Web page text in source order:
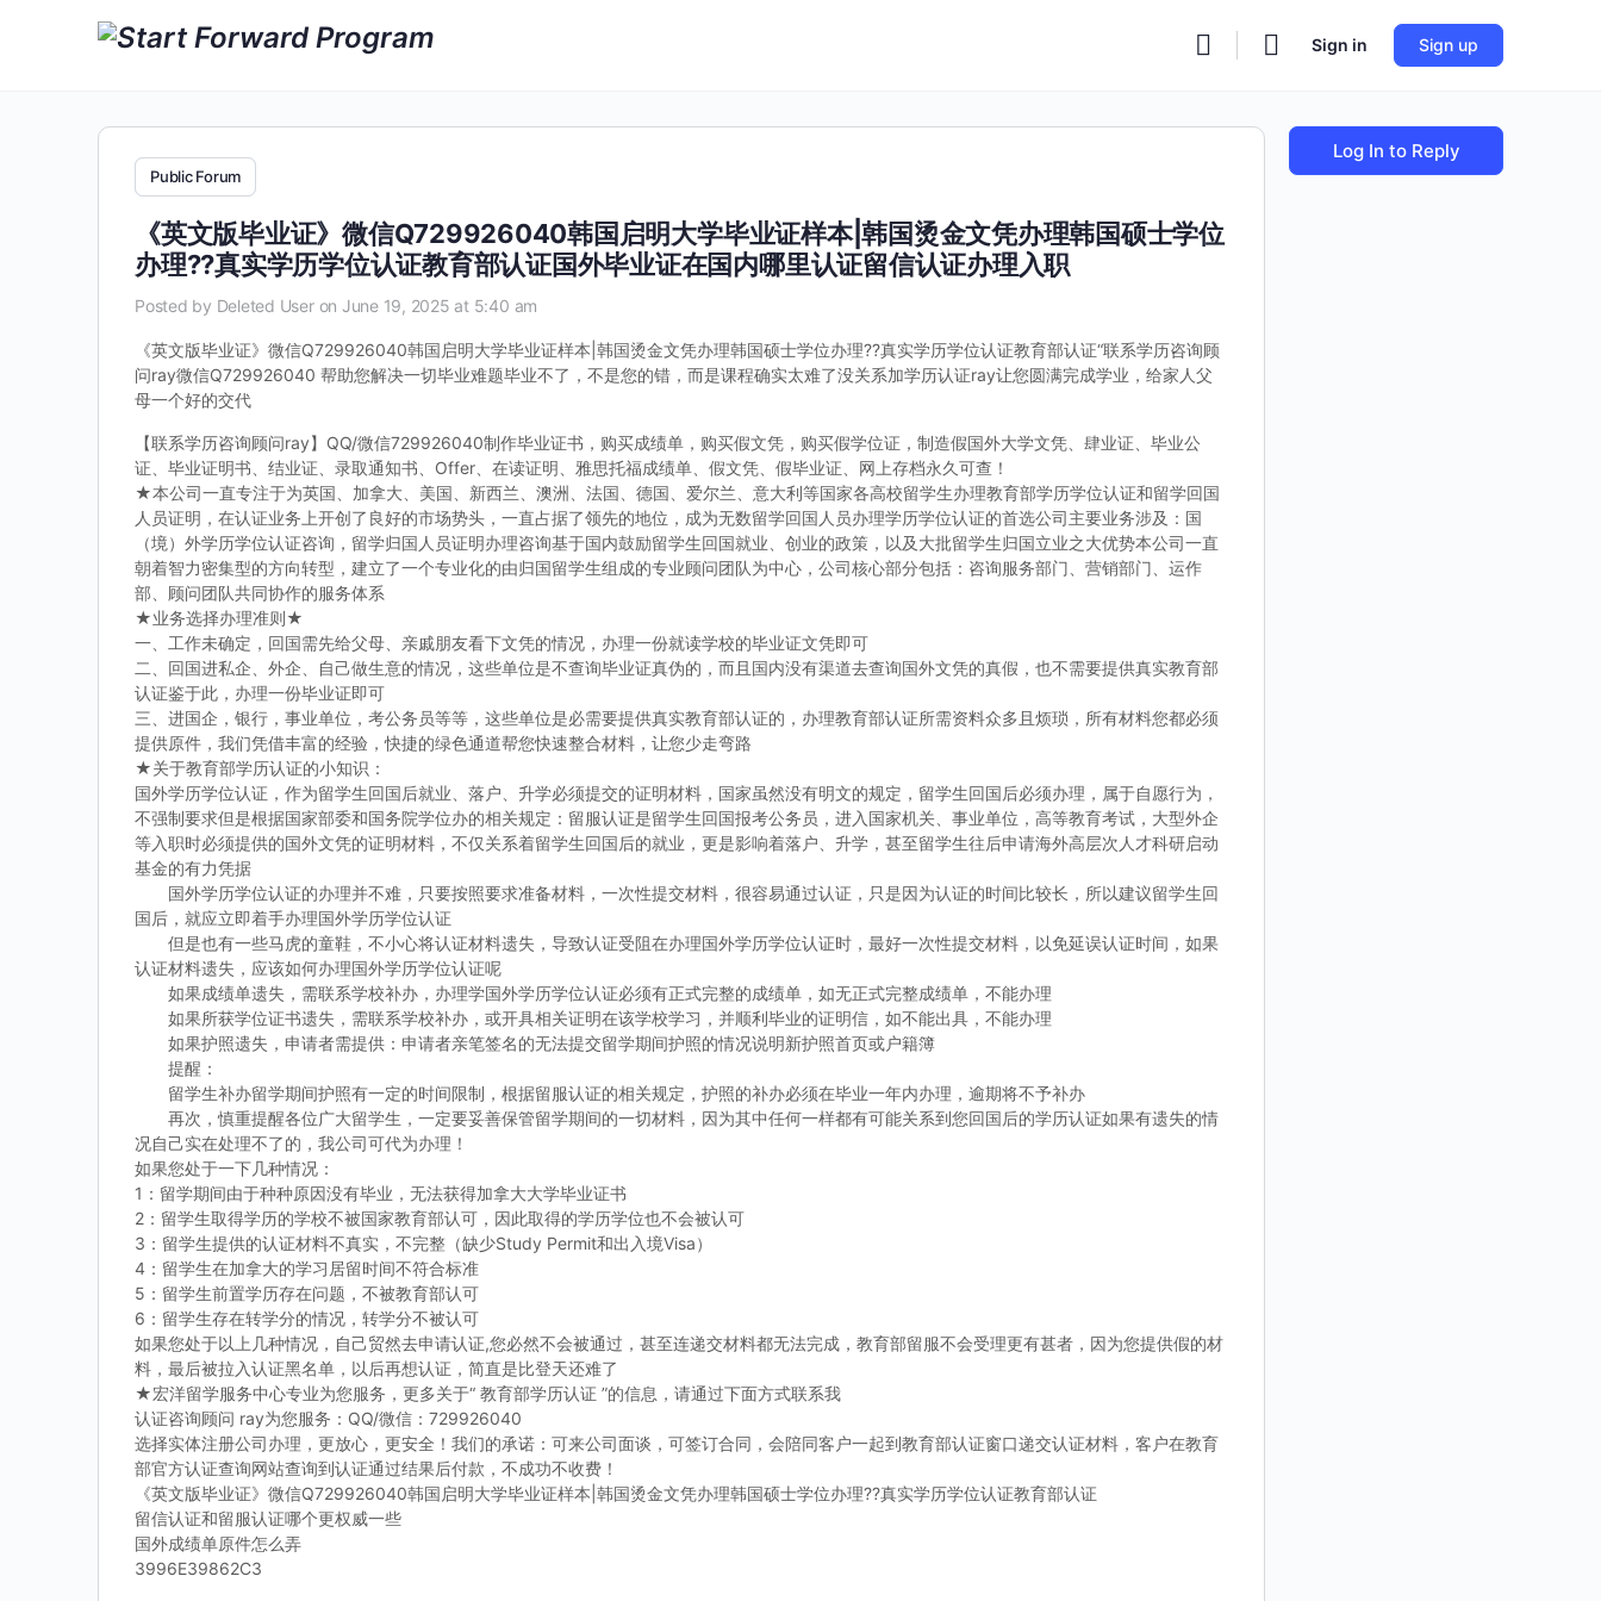
Sign in Sign up
Public Forum
《英文版毕业证》微信Q729926040韩国启明大学毕业证样本|韩国烫金文凭办理韩国硕士学位
办理??真实学历学位认证教育部认证国外毕业证在国内哪里认证留信认证办理入职
Posted by Deleted User on June 19, 2025 at 5:40 am
《英文版毕业证》微信Q729926040韩国启明大学毕业证样本|韩国烫金文凭办理韩国硕士学位办理??真实学历学位认证教育部认证“联系学历咨询顾
问ray微信Q729926040 帮助您解决一切毕业难题毕业不了，不是您的错，而是课程确实太难了没关系加学历认证ray让您圆满完成学业，给家人父
母一个好的交代
【联系学历咨询顾问ray】QQ/微信729926040制作毕业证书，购买成绩单，购买假文凭，购买假学位证，制造假国外大学文凭、肆业证、毕业公
证、毕业证明书、结业证、录取通知书、Offer、在读证明、雅思托福成绩单、假文凭、假毕业证、网上存档永久可查！
★本公司一直专注于为英国、加拿大、美国、新西兰、澳洲、法国、德国、爱尔兰、意大利等国家各高校留学生办理教育部学历学位认证和留学回国
人员证明，在认证业务上开创了良好的市场势头，一直占据了领先的地位，成为无数留学回国人员办理学历学位认证的首选公司主要业务涉及：国
（境）外学历学位认证咨询，留学归国人员证明办理咨询基于国内鼓励留学生回国就业、创业的政策，以及大批留学生归国立业之大优势本公司一直
朝着智力密集型的方向转型，建立了一个专业化的由归国留学生组成的专业顾问团队为中心，公司核心部分包括：咨询服务部门、营销部门、运作
部、顾问团队共同协作的服务体系
★业务选择办理准则★
一、工作未确定，回国需先给父母、亲戚朋友看下文凭的情况，办理一份就读学校的毕业证文凭即可
二、回国进私企、外企、自己做生意的情况，这些单位是不查询毕业证真伪的，而且国内没有渠道去查询国外文凭的真假，也不需要提供真实教育部
认证鉴于此，办理一份毕业证即可
三、进国企，银行，事业单位，考公务员等等，这些单位是必需要提供真实教育部认证的，办理教育部认证所需资料众多且烦琐，所有材料您都必须
提供原件，我们凭借丰富的经验，快捷的绿色通道帮您快速整合材料，让您少走弯路
★关于教育部学历认证的小知识：
国外学历学位认证，作为留学生回国后就业、落户、升学必须提交的证明材料，国家虽然没有明文的规定，留学生回国后必须办理，属于自愿行为，
不强制要求但是根据国家部委和国务院学位办的相关规定：留服认证是留学生回国报考公务员，进入国家机关、事业单位，高等教育考试，大型外企
等入职时必须提供的国外文凭的证明材料，不仅关系着留学生回国后的就业，更是影响着落户、升学，甚至留学生往后申请海外高层次人才科研启动
基金的有力凭据
国外学历学位认证的办理并不难，只要按照要求准备材料，一次性提交材料，很容易通过认证，只是因为认证的时间比较长，所以建议留学生回
国后，就应立即着手办理国外学历学位认证
但是也有一些马虎的童鞋，不小心将认证材料遗失，导致认证受阻在办理国外学历学位认证时，最好一次性提交材料，以免延误认证时间，如果
认证材料遗失，应该如何办理国外学历学位认证呢
如果成绩单遗失，需联系学校补办，办理学国外学历学位认证必须有正式完整的成绩单，如无正式完整成绩单，不能办理
如果所获学位证书遗失，需联系学校补办，或开具相关证明在该学校学习，并顺利毕业的证明信，如不能出具，不能办理
如果护照遗失，申请者需提供：申请者亲笔签名的无法提交留学期间护照的情况说明新护照首页或户籍簿
提醒：
留学生补办留学期间护照有一定的时间限制，根据留服认证的相关规定，护照的补办必须在毕业一年内办理，逾期将不予补办
再次，慎重提醒各位广大留学生，一定要妥善保管留学期间的一切材料，因为其中任何一样都有可能关系到您回国后的学历认证如果有遗失的情
况自己实在处理不了的，我公司可代为办理！
如果您处于一下几种情况：
1：留学期间由于种种原因没有毕业，无法获得加拿大大学毕业证书
2：留学生取得学历的学校不被国家教育部认可，因此取得的学历学位也不会被认可
3：留学生提供的认证材料不真实，不完整（缺少Study Permit和出入境Visa）
4：留学生在加拿大的学习居留时间不符合标准
5：留学生前置学历存在问题，不被教育部认可
6：留学生存在转学分的情况，转学分不被认可
如果您处于以上几种情况，自己贸然去申请认证,您必然不会被通过，甚至连递交材料都无法完成，教育部留服不会受理更有甚者，因为您提供假的材
料，最后被拉入认证黑名单，以后再想认证，简直是比登天还难了
★宏洋留学服务中心专业为您服务，更多关于“ 教育部学历认证 ”的信息，请通过下面方式联系我
认证咨询顾问 ray为您服务：QQ/微信：729926040
选择实体注册公司办理，更放心，更安全！我们的承诺：可来公司面谈，可签订合同，会陪同客户一起到教育部认证窗口递交认证材料，客户在教育
部官方认证查询网站查询到认证通过结果后付款，不成功不收费！
《英文版毕业证》微信Q729926040韩国启明大学毕业证样本|韩国烫金文凭办理韩国硕士学位办理??真实学历学位认证教育部认证
留信认证和留服认证哪个更权威一些
国外成绩单原件怎么弄
3996E39862C3
Log In to Reply